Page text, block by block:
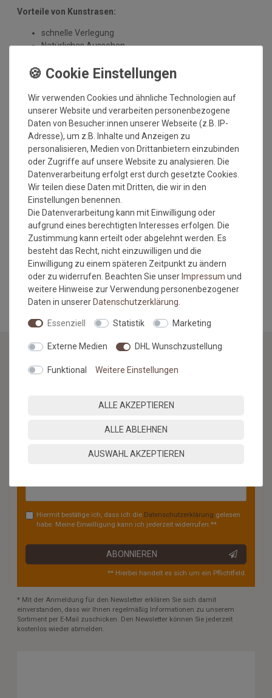
Vorteile von Kunstrasen:
schnelle Verlegung
Natürliches Aussehen
Pflegeleicht - kein Mähen erforderlich
langlebig und witterungsbeständig
umweltfreundlich
Anwendungsmöglichkeiten:
Garten
um den Swimmingpool
Innenhof und Veranda
Balkon
Wintergarten
Terrassen und Dachterrassen
Lounges
Hausboote oder Yachten
Wohnwagen und Wohnmobile
MEHR INFORMATIONEN ZUM EU VERANTWORTLICHEN »
NEWSLETTER
Jetzt anmelden: Profitieren Sie von aktuellen Angeboten
Hiermit bestätige ich, dass ich die Daten­schutz­erklärung gelesen
habe. Meine Einwilligung kann ich jederzeit widerrufen.**
ABONNIEREN
** Hierbei handelt es sich um ein Pflichtfeld.
* Mit der Anmeldung für den Newsletter erklären Sie sich damit
einverstanden, dass wir Ihnen regelmäßig Informationen zu unserem
Sortiment per E-Mail zuschicken. Den Newsletter können Sie jederzeit
kostenlos wieder abmelden.
Wir verwenden Cookies und ähnliche Technologien auf
unserer Website und verarbeiten personenbezogene
Daten von Besucher:innen unserer Webseite (z.B. IP-
Adresse), um z.B. Inhalte und Anzeigen zu
personalisieren, Medien von Drittanbietern einzubinden
oder Zugriffe auf unsere Website zu analysieren. Die
Datenverarbeitung erfolgt erst durch gesetzte Cookies.
Wir teilen diese Daten mit Dritten, die wir in den
Einstellungen benennen.
Die Datenverarbeitung kann mit Einwilligung oder
aufgrund eines berechtigten Interesses erfolgen. Die
Zustimmung kann erteilt oder abgelehnt werden. Es
besteht das Recht, nicht einzuwilligen und die
Einwilligung zu einem späteren Zeitpunkt zu ändern
oder zu widerrufen. Beachten Sie unserImpressum und
weitere Hinweise zur Verwendung personenbezogener
Daten in unsererDaten­schutz­erklärung
Essenziell Statistik Marketing
Externe Medien DHL Wunschzustellung
Funktional Weitere Einstellungen
ALLE AKZEPTIEREN
ALLE ABLEHNEN
AUSWAHL AKZEPTIEREN